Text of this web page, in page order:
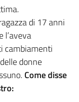
di 17 anni
l’aveva
cambiamenti
donne
Come disse